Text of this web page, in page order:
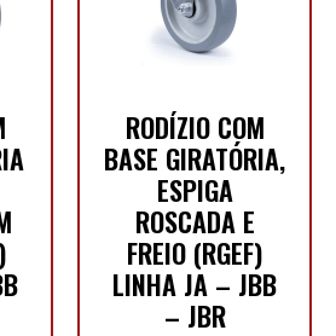
RODÍZIO COM
BASE GIRATÓRIA,
ESPIGA
ROSCADA E
FREIO (RGEF)
LINHA JA – JBB
– JBR